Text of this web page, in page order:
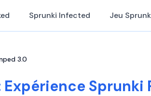
Sprunki Infected Jeu
3.0
Sprunki